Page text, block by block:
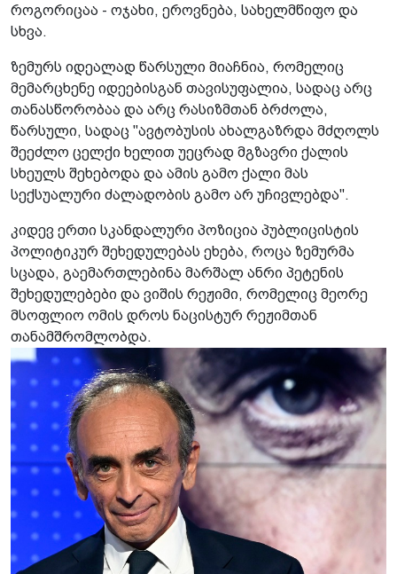
როგორიცაა - ოჯახი, ეროვნება, სახელმწიფო და
სხვა.
ზემურს იდეალად წარსული მიაჩნია, რომელიც
მემარცხენე იდეებისგან თავისუფალია, სადაც არც
თანასწორობაა და არც რასიზმთან ბრძოლა,
წარსული, სადაც "ავტობუსის ახალგაზრდა მძღოლს
შეეძლო ცელქი ხელით უეცრად მგზავრი ქალის
სხეულს შეხებოდა და ამის გამო ქალი მას
სექსუალური ძალადობის გამო არ უჩივლებდა".
კიდევ ერთი სკანდალური პოზიცია პუბლიცისტის
პოლიტიკურ შეხედულებას ეხება, როცა ზემურმა
სცადა, გაემართლებინა მარშალ ანრი პეტენის
შეხედულებები და ვიშის რეჟიმი, რომელიც მეორე
მსოფლიო ომის დროს ნაცისტურ რეჟიმთან
თანამშრომლობდა.